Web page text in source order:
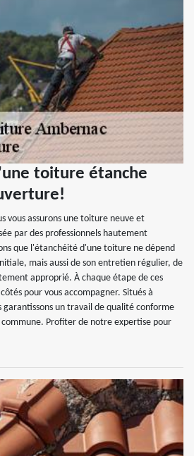
toiture étanche
vous assurons une toiture neuve et
par des professionnels hautement
que l'étanchéité d'une toiture ne dépend
mais aussi de son entretien régulier, de
approprié. À chaque étape de ces
pour vous accompagner. Situés à
garantissons un travail de qualité conforme
commune. Profiter de notre expertise pour